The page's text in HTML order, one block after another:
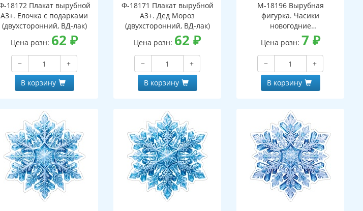
18172 Плакат вырубной
А3+. Елочка с подарками
(двухсторонний, ВД-лак)
Цена розн: 62₽
−
+
В корзину
Ф-18171 Плакат вырубной
А3+. Дед Мороз
(двухсторонний, ВД-лак)
Цена розн: 62₽
−
+
В корзину
М-18196 Вырубная
фигурка. Часики
новогодние
(двухсторонняя, ВД-лак)
Цена розн: 7 ₽
−
+
В корзину